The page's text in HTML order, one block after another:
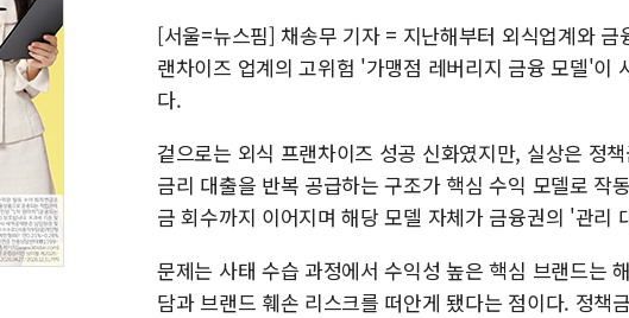
[서울=뉴스핌] 채송무 기자 = 지난해부터 외식업계와
랜차이즈 업계의 고위험 '가맹점 레버리지 금융 모델'이
다.
겉으로는 외식 프랜차이즈 성공 신화였지만, 실상은 정
금리 대출을 반복 공급하는 구조가 핵심 수익 모델로 작
금 회수까지 이어지며 해당 모델 자체가 금융권의 '관리
문제는 사태 수습 과정에서 수익성 높은 핵심 브랜드는
담과 브랜드 훼손 리스크를 떠안게 됐다는 점이다. 정책